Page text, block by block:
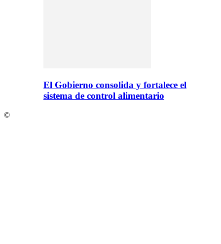
El Gobierno consolida y fortalece el
sistema de control alimentario
©